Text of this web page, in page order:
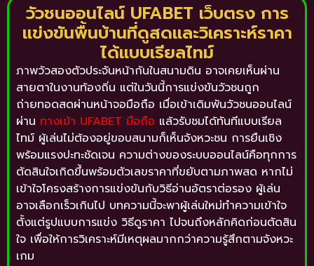
วัวชนออนไลน์ UFABET เว็บตรง การ
แข่งขันพื้นบ้านที่ดูสดและวิเคราะห์ราคา
ได้แบบเรียลไทม์
ภาพวัวสองตัวประจันหน้ากันในสนามดิน อาจเคยเห็นผ่าน
สายตาในงานท้องถิ่น แต่ในวันนี้การแข่งขันวัวชนถูก
ถ่ายทอดสดผ่านหน้าจอมือถือ เมื่อเข้าเดิมพันวัวชนออนไลน์
ผ่าน ทางเข้า UFABET มือถือ แล้วรับชมได้ทันทีแบบเรียล
ไทม์ ผู้เล่นไม่ต้องอยู่ขอบสนามก็เห็นจังหวะชน การยืนเชิง
พร้อมแรงปะทะชัดเจน ความต่างของระบบออนไลน์คือทุกการ
ตัดสินใจเกิดขึ้นพร้อมตัวเลขราคาที่ขยับตามภาพสด หากไม่
เข้าใจโครงสร้างการแข่งขันกับวิธีอ่านอัตราต่อรอง ผู้เล่น
อาจเลือกเร็วเกินไป บทความนี้จะพาผู้เล่นใหม่ทำความเข้าใจ
ตั้งแต่รูปแบบการแข่ง วิธีดูราคา ไปจนถึงหลักคิดก่อนตัดสิน
ใจ เพื่อให้การวิเคราะห์มีเหตุผลมากกว่าความรู้สึกตามจังหวะ
เกม